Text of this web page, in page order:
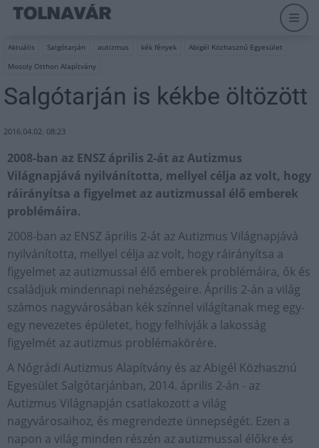
Aktuális Salgótarján autizmus kék fények
Abigél Közhasznú Egyesület
Mosoly Otthon Alapítvány
Salgótarján is kékbe öltözött
2016.04.02. 08:23
2008-ban az ENSZ április 2-át az Autizmus
Világnapjává nyilvánította, mellyel célja az volt, hogy
ráirányítsa a figyelmet az autizmussal élő emberek
problémáira.
2008-ban az ENSZ április 2-át az Autizmus Világnapjává
nyilvánította, mellyel célja az volt, hogy ráirányítsa a
figyelmet az autizmussal élő emberek problémáira, ők és
családjuk mindennapi nehézségeire. Április 2-án a világ
számos nagyvárosában kék színnel világítanak meg egy-
egy nevezetes épületet, hogy felhívják a lakosság
figyelmét az autizmus problémakörére.
A Nógrádi Autizmus Alapítvány és az Abigél Közhasznú
Egyesület Salgótarjánban, 2014. április 2-án - az
Autizmus Világnapján csatlakozott a világ
nagyvárosaihoz, és megrendezte ünnepségét. Ezen a
napon a világ minden részén az autizmussal élőkre és